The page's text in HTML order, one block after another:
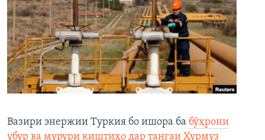
Вазири энержии Туркия бо ишора ба бӯҳрони
убур ва мурури киштиҳо дар тангаи Ҳурмуз